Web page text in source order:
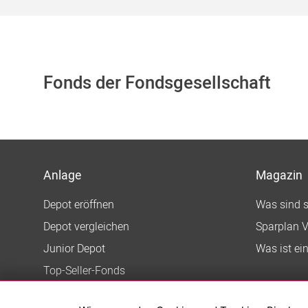
Fonds der Fondsgesellschaft
Anlage
Depot eröffnen
Depot vergleichen
Junior Depot
Top-Seller-Fonds
Magazin
Was sind
Sparplan
Was ist